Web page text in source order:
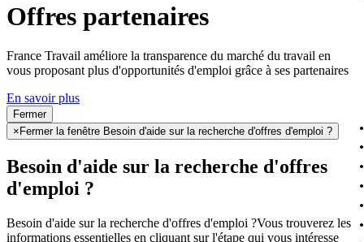
Offres partenaires
France Travail améliore la transparence du marché du travail en
vous proposant plus d'opportunités d'emploi grâce à ses partenaires
En savoir plus
Fermer
× Fermer la fenêtre Besoin d'aide sur la recherche d'offres d'emploi ?
Besoin d'aide sur la recherche d'offres
d'emploi ?
Besoin d'aide sur la recherche d'offres d'emploi ?Vous trouverez les
informations essentielles en cliquant sur l'étape qui vous intéresse